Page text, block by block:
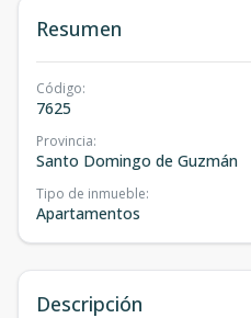
Resumen
Código:
7625
Provincia:
Santo Domingo de Guzmán
Tipo de inmueble:
Apartamentos
Descripción